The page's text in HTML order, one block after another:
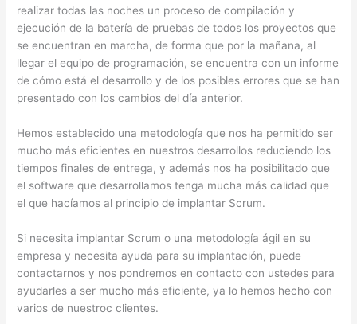
realizar todas las noches un proceso de compilación y
ejecución de la batería de pruebas de todos los proyectos que
se encuentran en marcha, de forma que por la mañana, al
llegar el equipo de programación, se encuentra con un informe
de cómo está el desarrollo y de los posibles errores que se han
presentado con los cambios del día anterior.
Hemos establecido una metodología que nos ha permitido ser
mucho más eficientes en nuestros desarrollos reduciendo los
tiempos finales de entrega, y además nos ha posibilitado que
el software que desarrollamos tenga mucha más calidad que
el que hacíamos al principio de implantar Scrum.
Si necesita implantar Scrum o una metodología ágil en su
empresa y necesita ayuda para su implantación, puede
contactarnos y nos pondremos en contacto con ustedes para
ayudarles a ser mucho más eficiente, ya lo hemos hecho con
varios de nuestroc clientes.